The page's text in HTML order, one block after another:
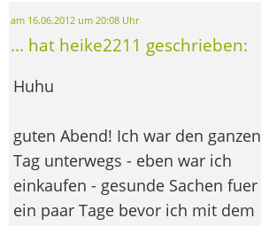
am 16.06.2012 um 20:08 Uhr
... hat heike2211 geschrieben:
Huhu
guten Abend! Ich war den ganzen
Tag unterwegs - eben war ich
einkaufen - gesunde Sachen fuer
ein paar Tage bevor ich mit dem